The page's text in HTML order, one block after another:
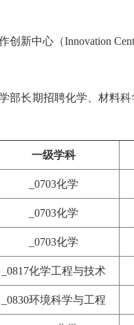
创新中心（Innovation
部长期招聘化学、材料
一级学科
_0703化学
_0703化学
_0703化学
_0817化学工程与技术
_0830环境科学与工程